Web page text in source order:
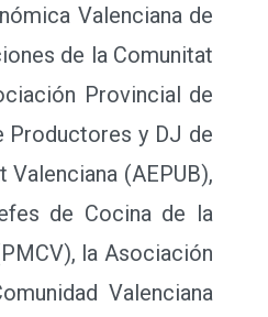
Valenciana de
de la Comunitat
Provincial de
Productores y DJ de
(AEPUB),
de Cocina de la
la Asociación
Valenciana